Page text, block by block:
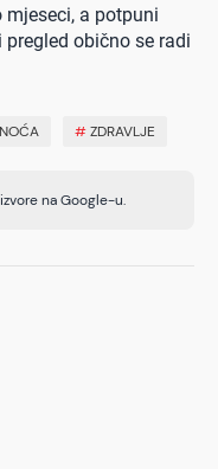
a potpuni
obično se radi
#ZDRAVLJE
na Google-u.